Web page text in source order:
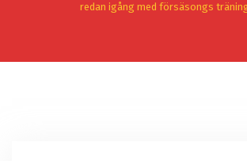
redan igång med försäsongs